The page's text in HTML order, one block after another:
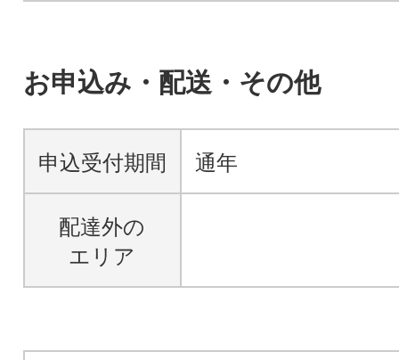
お申込み・配送・その他
申込受付期間 通年
配達外の
エリア